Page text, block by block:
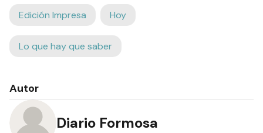
Edición Impresa Hoy
Lo que hay que saber
Autor
Diario Formosa